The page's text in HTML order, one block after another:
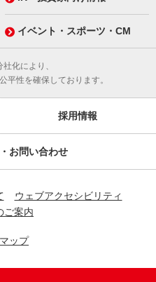
イベント・スポーツ・CM
化により、
平性を確保しております。
採用情報
お問い合わせ
ウェブアクセシビリティ
ご案内
ップ